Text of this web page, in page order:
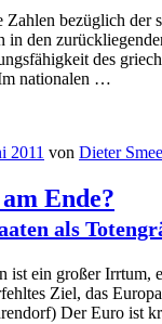
Zahlen bezüglich der
in den
des
nationalen …
2011 von Dieter
Ende?
als
ist ein großer Irrtum,
Ziel, das
Der Euro ist